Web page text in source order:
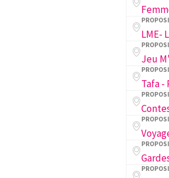
LME-
Tafa